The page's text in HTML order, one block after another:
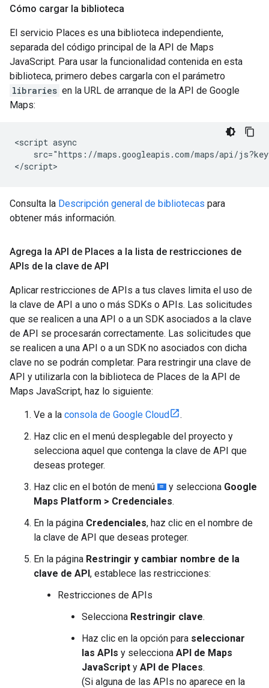
Cómo cargar la biblioteca
El servicio Places es una biblioteca independiente,
separada del código principal de la API de Maps
JavaScript. Para usar la funcionalidad contenida en esta
biblioteca, primero debes cargarla con el parámetro
libraries en la URL de arranque de la API de Google
Maps:
<script async
src="https://maps.googleapis.com/maps/api/
</script>
Consulta la Descripción general de bibliotecas para
obtener más información.
Agrega la API de Places a la lista de restricciones de
APIs de la clave de API
Aplicar restricciones de APIs a tus claves limita el uso de
la clave de API a uno o más SDKs o APIs. Las solicitudes
que se realicen a una API o a un SDK asociados a la clave
de API se procesarán correctamente. Las solicitudes que
se realicen a una API o a un SDK no asociados con dicha
clave no se podrán completar. Para restringir una clave de
API y utilizarla con la biblioteca de Places de la API de
Maps JavaScript, haz lo siguiente:
Ve a la consola de Google Cloud
.
Haz clic en el menú desplegable del proyecto y
selecciona aquel que contenga la clave de API que
deseas proteger.
Haz clic en el botón de menú
y selecciona Google
Maps Platform > Credenciales.
En la página Credenciales, haz clic en el nombre de
la clave de API que deseas proteger.
En la página Restringir y cambiar nombre de la
clave de API, establece las restricciones:
Restricciones de APIs
Selecciona Restringir clave.
Haz clic en la opción para seleccionar
las APIs y selecciona API de Maps
JavaScript y API de Places.
(Si alguna de las APIs no aparece en la